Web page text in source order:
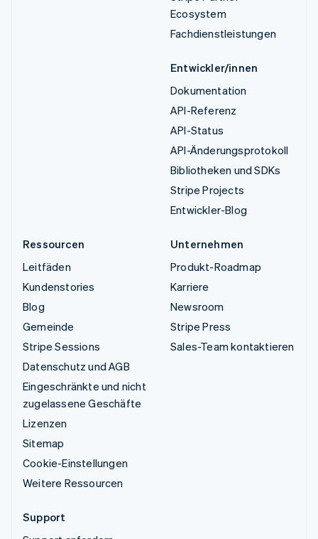
Ecosystem
Fachdienstleistungen
Entwickler/innen
Dokumentation
API-Referenz
API-Status
API-Änderungsprotokoll
Bibliotheken und SDKs
Stripe Projects
Entwickler-Blog
Ressourcen
Leitfäden
Kundenstories
Blog
Gemeinde
Stripe Sessions
Datenschutz und AGB
Eingeschränkte und nicht
zugelassene Geschäfte
Lizenzen
Sitemap
Cookie-Einstellungen
Weitere Ressourcen
Unternehmen
Produkt-Roadmap
Karriere
Newsroom
Stripe Press
Sales-Team kontaktieren
Support